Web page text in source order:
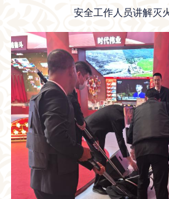
安全工作人员讲解灭